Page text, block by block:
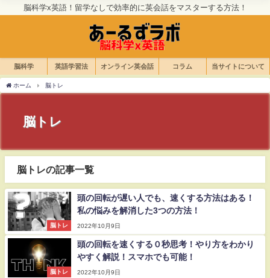
脳科学x英語！留学なしで効率的に英会話をマスターする方法！
脳科学 英語学習法 オンライン英会話 コラム 当サイトについて
ホーム 脳トレ
脳トレ
脳トレの記事一覧
脳トレ
頭の回転が遅い人でも、速くする方法はある！
私の悩みを解消した3つの方法！
2022年10月9日
脳トレ
頭の回転を速くする０秒思考！やり方をわかり
やすく解説！スマホでも可能！
2022年10月9日